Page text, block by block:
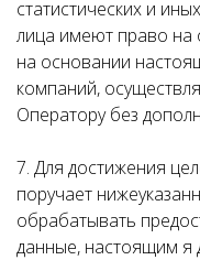
статистических и
лица имеют право на
на основании
компаний,
Оператору без
7. Для достижения
поручает
обрабатывать
данные, настоящим я